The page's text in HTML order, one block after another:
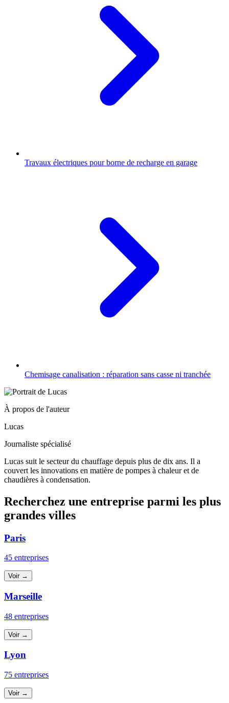
Travaux électriques pour borne de recharge en garage
Chemisage canalisation : réparation sans casse ni tranchée
À propos de l'auteur
Lucas
Journaliste spécialisé
Lucas suit le secteur du chauffage depuis plus de dix ans. Il a
couvert les innovations en matière de pompes à chaleur et de
chaudières à condensation.
Recherchez une entreprise parmi les plus
grandes villes
Paris
45 entreprises
Voir →
Marseille
48 entreprises
Voir →
Lyon
75 entreprises
Voir →